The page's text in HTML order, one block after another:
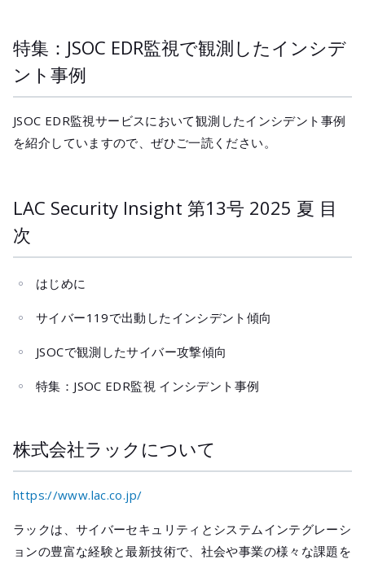
特集：JSOC EDR監視で観測したインシデ
ント事例
JSOC EDR監視サービスにおいて観測したインシデント事例
を紹介していますので、ぜひご一読ください。
LAC Security Insight 第13号 2025 夏 目
次
はじめに
サイバー119で出動したインシデント傾向
JSOCで観測したサイバー攻撃傾向
特集：JSOC EDR監視 インシデント事例
株式会社ラックについて
https://www.lac.co.jp/
ラックは、サイバーセキュリティとシステムインテグレーシ
ョンの豊富な経験と最新技術で、社会や事業の様々な課題を